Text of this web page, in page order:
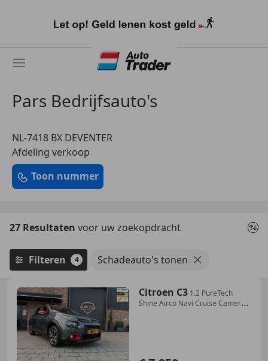
naar
Pars Bedrijfsauto's
NL-7418 BX DEVENTER
Afdeling verkoop
Toon nummer
27 Resultaten voor uw zoekopdracht
Filteren 4 Schadeauto's tonen
Citroen C3 1.2 PureTech
Shine Airco Navi Cruise Camera